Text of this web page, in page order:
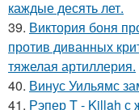
каждые десять лет.
39. Виктория боня
против диванных
тяжелая артиллерия.
40. Винус Уильямс
41. Рэпер T - Killah с